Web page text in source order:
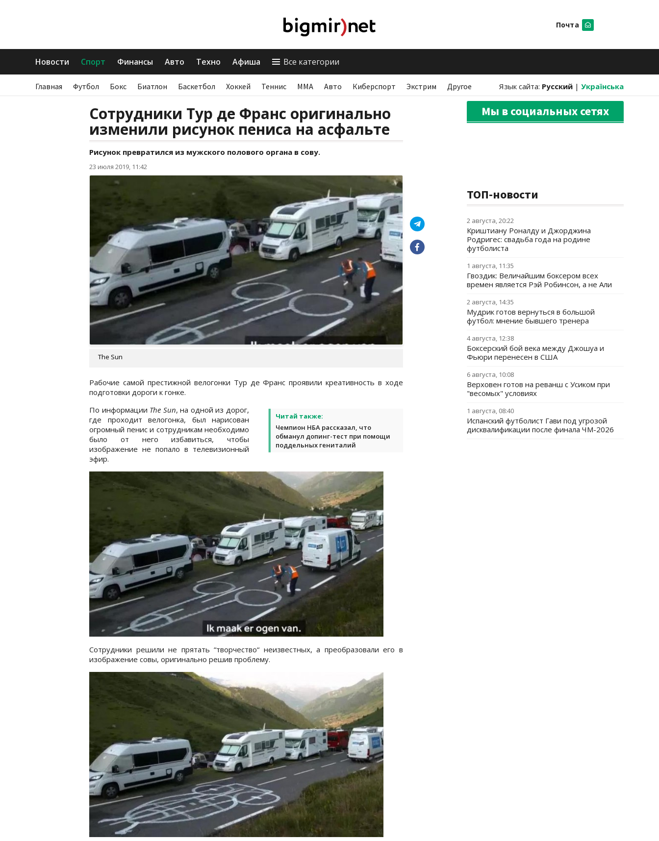
Почта
Новости Спорт Финансы Авто Техно Афиша Все категории
Главная Футбол Бокс Биатлон Баскетбол Хоккей Теннис ММА Авто Киберспорт Экстрим Другое Язык сайта: Русский | Українська
Сотрудники Тур де Франс оригинально
изменили рисунок пениса на асфальте
Рисунок превратился из мужского полового органа в сову.
23 июля 2019, 11:42
The Sun
Рабочие самой престижной велогонки Тур де Франс проявили креативность в ходе
подготовки дороги к гонке.
Читай также:
Чемпион НБА рассказал, что
обманул допинг-тест при помощи
поддельных гениталий
По информации The Sun, на одной из дорог,
где проходит велогонка, был нарисован
огромный пенис и сотрудникам необходимо
было от него избавиться, чтобы
изображение не попало в телевизионный
эфир.
Сотрудники решили не прятать “творчество“ неизвестных, а преобразовали его в
изображение совы, оригинально решив проблему.
Мы в социальных сетях
ТОП-новости
2 августа, 20:22
Криштиану Роналду и Джорджина
Родригес: свадьба года на родине
футболиста
1 августа, 11:35
Гвоздик: Величайшим боксером всех
времен является Рэй Робинсон, а не Али
2 августа, 14:35
Мудрик готов вернуться в большой
футбол: мнение бывшего тренера
4 августа, 12:38
Боксерский бой века между Джошуа и
Фьюри перенесен в США
6 августа, 10:08
Верховен готов на реванш с Усиком при
"весомых" условиях
1 августа, 08:40
Испанский футболист Гави под угрозой
дисквалификации после финала ЧМ-2026